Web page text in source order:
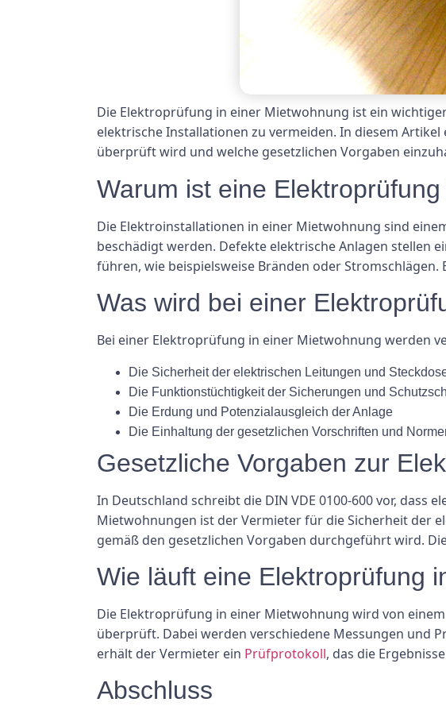
Die Elektroprüfung in einer Mietwohnung ist ein
elektrische Installationen zu vermeiden. In diesem
überprüft wird und welche gesetzlichen Vorgaben
Warum ist eine
Die Elektroinstallationen in einer Mietwohnung sind
beschädigt werden. Defekte elektrische Anlagen stellen
führen, wie beispielsweise Bränden oder Stromschlägen.
Was wird bei einer
Bei einer Elektroprüfung in einer Mietwohnung werden
Die Sicherheit der elektrischen Leitungen und
Die Funktionstüchtigkeit der Sicherungen und
Die Erdung und Potenzialausgleich der Anlage
Die Einhaltung der gesetzlichen Vorschriften und
Gesetzliche Vorgaben zur
In Deutschland schreibt die DIN VDE 0100-600 vor,
Mietwohnungen ist der Vermieter für die Sicherheit der
gemäß den gesetzlichen Vorgaben durchgeführt wird.
Wie läuft eine Elektroprüfung
Die Elektroprüfung in einer Mietwohnung wird von
überprüft. Dabei werden verschiedene Messungen und
erhält der Vermieter ein Prüfprotokoll, das die
Abschluss